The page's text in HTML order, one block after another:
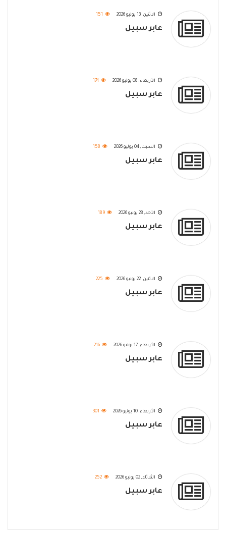
الاثنين, 13 يوليو 2026 151
عابر سبيل
الأربعاء, 08 يوليو 2026 174
عابر سبيل
السبت, 04 يوليو 2026 158
عابر سبيل
الأحد, 28 يونيو 2026 189
عابر سبيل
الاثنين, 22 يونيو 2026 225
عابر سبيل
الأربعاء, 17 يونيو 2026 216
عابر سبيل
الأربعاء, 10 يونيو 2026 301
عابر سبيل
الثلاثاء, 02 يونيو 2026 252
عابر سبيل